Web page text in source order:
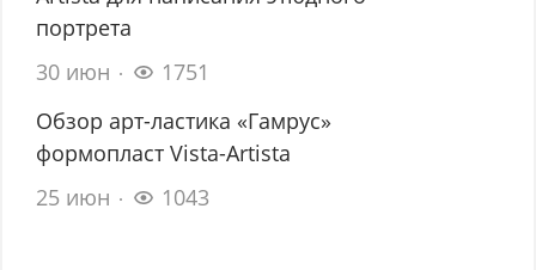
портрета
30 июн
1751
Обзор арт-ластика «Гамрус»
формопласт Vista-Artista
25 июн
1043